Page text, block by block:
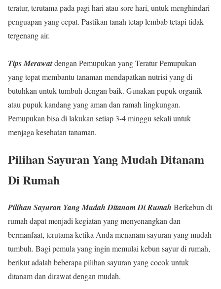
teratur, terutama pada pagi hari atau sore hari, untuk menghindari
penguapan yang cepat. Pastikan tanah tetap lembab tetapi tidak
tergenang air.
Tips Merawatdengan Pemupukan yang Teratur Pemupukan
yang tepat membantu tanaman mendapatkan nutrisi yang di
butuhkan untuk tumbuh dengan baik. Gunakan pupuk organik
atau pupuk kandang yang aman dan ramah lingkungan.
Pemupukan bisa di lakukan setiap 3-4 minggu sekali untuk
menjaga kesehatan tanaman.
Pilihan Sayuran Yang Mudah Ditanam
Di Rumah
Pilihan Sayuran Yang Mudah Ditanam Di Rumah Berkebun di
rumah dapat menjadi kegiatan yang menyenangkan dan
bermanfaat, terutama ketika Anda menanam sayuran yang mudah
tumbuh. Bagi pemula yang ingin memulai kebun sayur di rumah,
berikut adalah beberapa pilihan sayuran yang cocok untuk
ditanam dan dirawat dengan mudah.